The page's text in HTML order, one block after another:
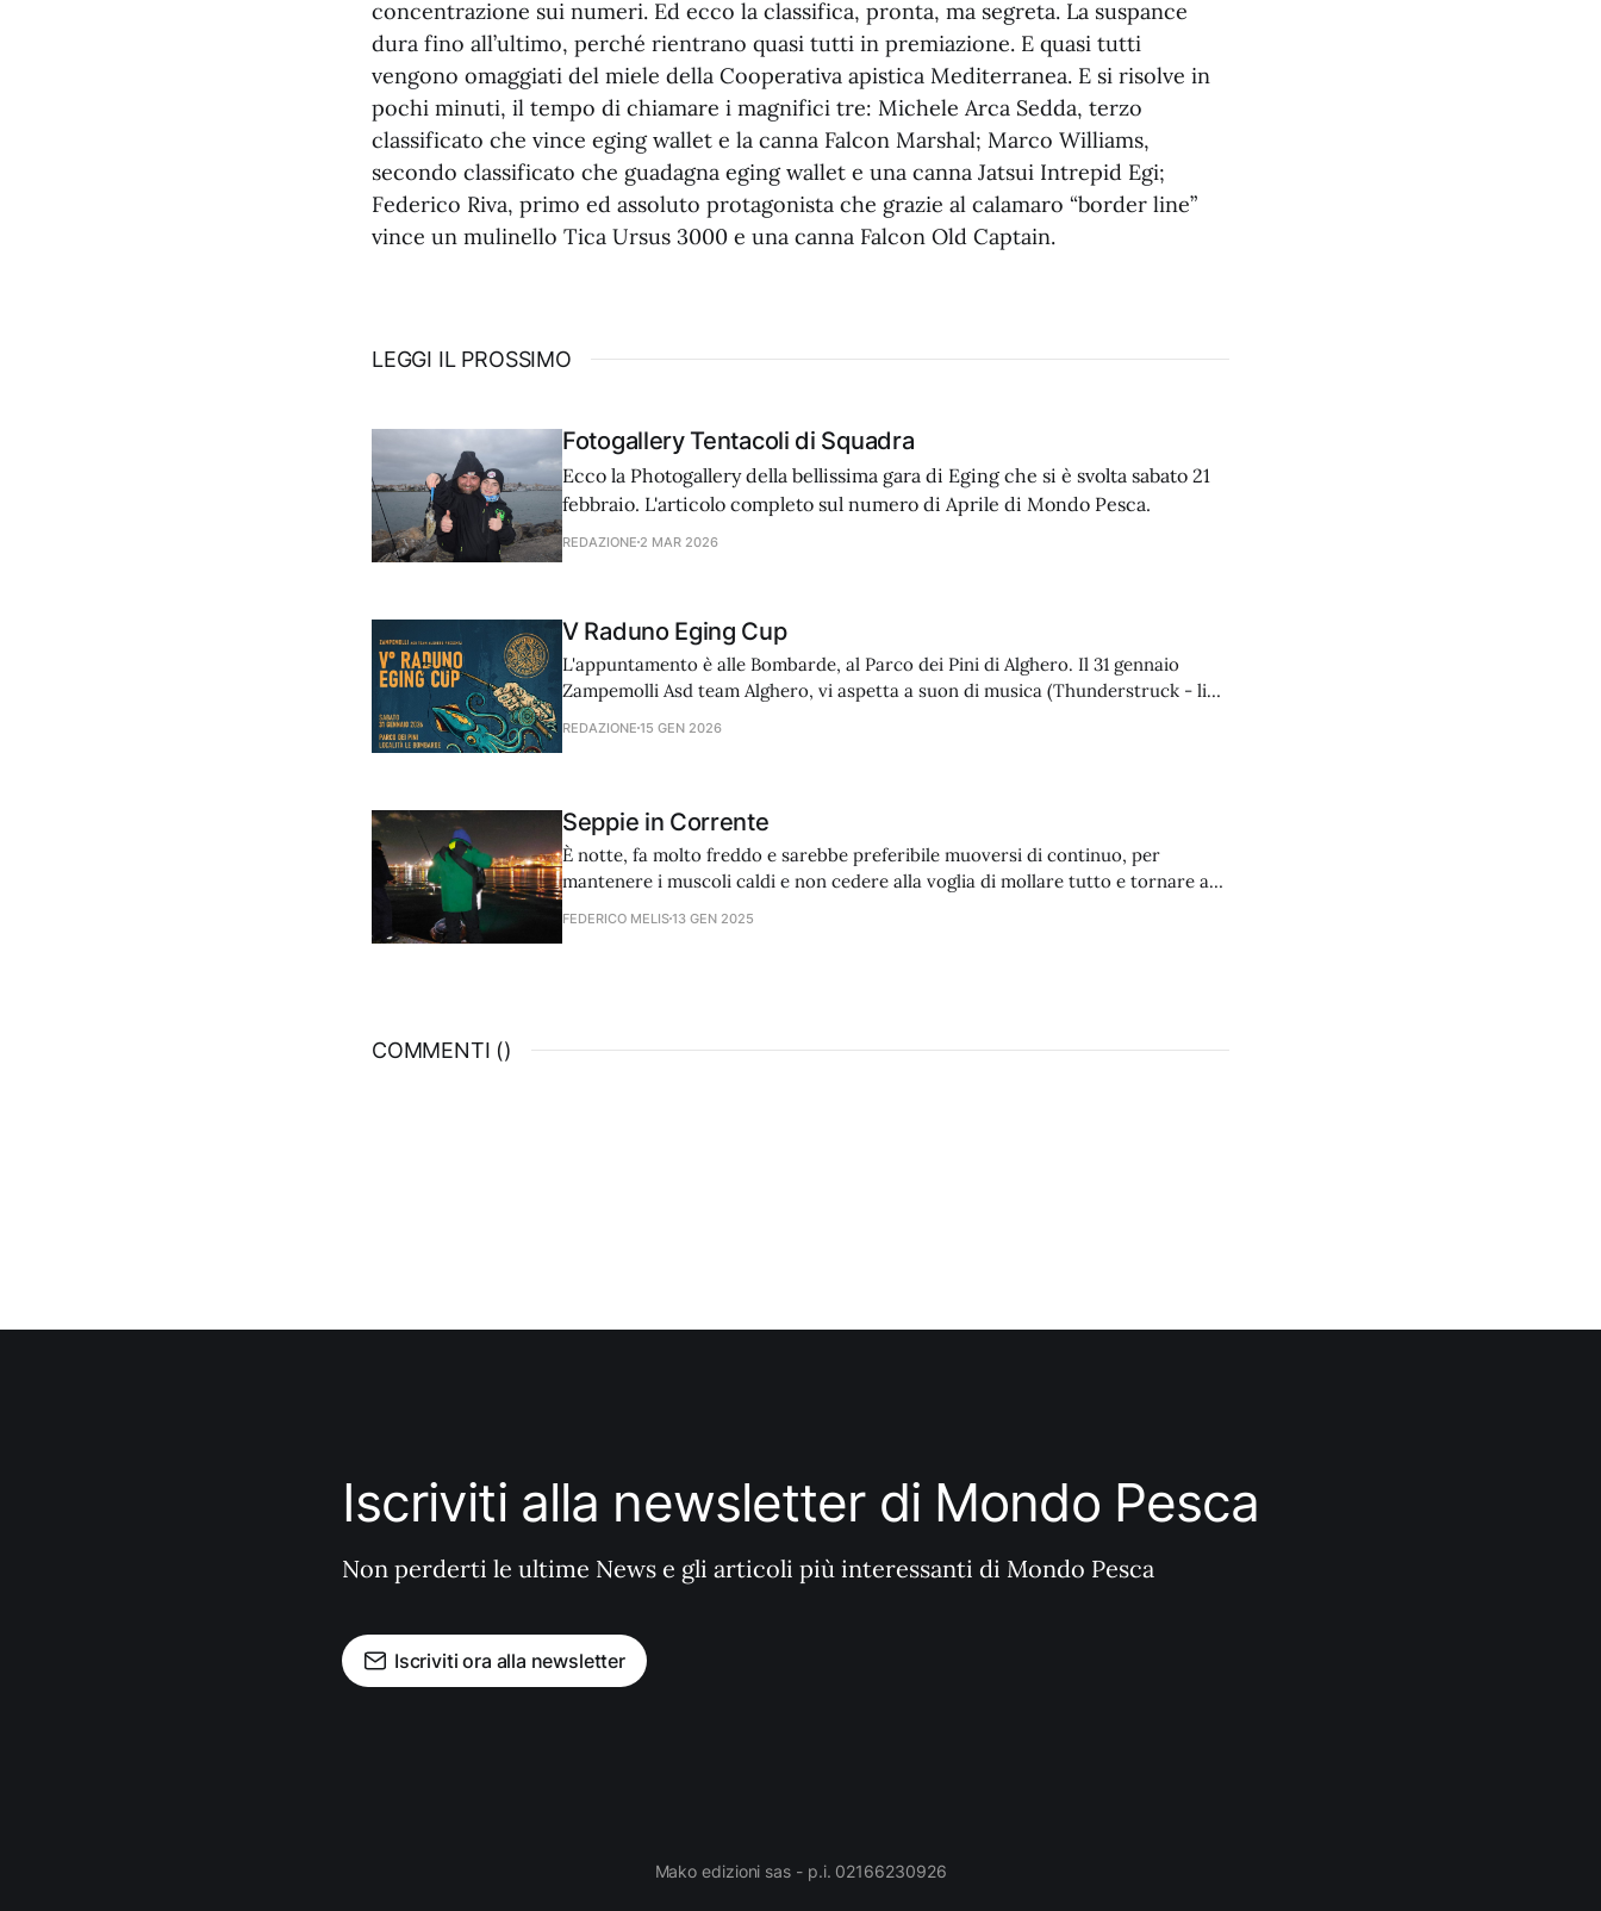
concentrazione sui numeri. Ed ecco la classifica, pronta, ma segreta. La suspance
dura fino all’ultimo, perché rientrano quasi tutti in premiazione. E quasi tutti
vengono omaggiati del miele della Cooperativa apistica Mediterranea. E si risolve in
pochi minuti, il tempo di chiamare i magnifici tre: Michele Arca Sedda, terzo
classificato che vince eging wallet e la canna Falcon Marshal; Marco Williams,
secondo classificato che guadagna eging wallet e una canna Jatsui Intrepid Egi;
Federico Riva, primo ed assoluto protagonista che grazie al calamaro “border line”
vince un mulinello Tica Ursus 3000 e una canna Falcon Old Captain.
LEGGI IL PROSSIMO
Fotogallery Tentacoli di Squadra
Ecco la Photogallery della bellissima gara di Eging che si è svolta sabato 21
febbraio. L'articolo completo sul numero di Aprile di Mondo Pesca.
REDAZIONE 2 MAR 2026
V Raduno Eging Cup
L'appuntamento è alle Bombarde, al Parco dei Pini di Alghero. Il 31 gennaio
Zampemolli Asd team Alghero, vi aspetta a suon di musica (Thunderstruck - live
REDAZIONE 15 GEN 2026
Seppie in Corrente
È notte, fa molto freddo e sarebbe preferibile muoversi di continuo, per
mantenere i muscoli caldi e non cedere alla voglia di mollare tutto e tornare a
FEDERICO MELIS13 GEN 2025
COMMENTI ()
Iscriviti alla newsletter di Mondo Pesca
Non perderti le ultime News e gli articoli più interessanti di Mondo Pesca
Iscriviti ora alla newsletter
Mako edizioni sas - p.i. 02166230926